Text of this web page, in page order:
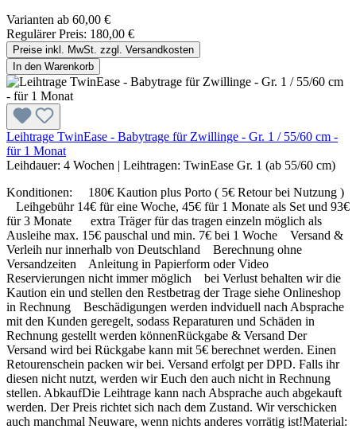
Varianten ab 60,00 €
Regulärer Preis: 180,00 €
Preise inkl. MwSt. zzgl. Versandkosten
In den Warenkorb
Leihtrage TwinEase - Babytrage für Zwillinge - Gr. 1 / 55/60 cm -
für 1 Monat
Leihdauer: 4 Wochen | Leihtragen: TwinEase Gr. 1 (ab 55/60 cm)
Konditionen: 180€ Kaution plus Porto ( 5€ Retour bei Nutzung )
Leihgebühr 14€ für eine Woche, 45€ für 1 Monate als Set und 93€
für 3 Monate extra Träger für das tragen einzeln möglich als
Ausleihe max. 15€ pauschal und min. 7€ bei 1 Woche Versand &
Verleih nur innerhalb von Deutschland Berechnung ohne
Versandzeiten Anleitung in Papierform oder Video
Reservierungen nicht immer möglich bei Verlust behalten wir die
Kaution ein und stellen den Restbetrag der Trage siehe Onlineshop
in Rechnung Beschädigungen werden indviduell nach Absprache
mit den Kunden geregelt, sodass Reparaturen und Schäden in
Rechnung gestellt werden könnenRückgabe & Versand Der
Versand wird bei Rückgabe kann mit 5€ berechnet werden. Einen
Retourenschein packen wir bei. Versand erfolgt per DPD. Falls ihr
diesen nicht nutzt, werden wir Euch den auch nicht in Rechnung
stellen. AbkaufDie Leihtrage kann nach Absprache auch abgekauft
werden. Der Preis richtet sich nach dem Zustand. Wir verschicken
auch manchmal Neuware, wenn nichts anderes vorrätig ist!Material: